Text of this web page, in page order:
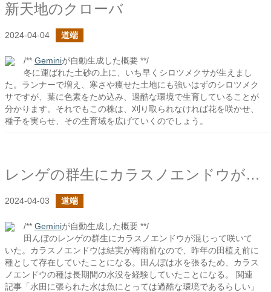
新天地のクローバ
2024-04-04 道端
/** Geminiが自動生成した概要 **/
冬に運ばれた土砂の上に、いち早くシロツメクサが生えまし
た。ランナーで増え、寒さや痩せた土地にも強いはずのシロツメク
サですが、葉に色素をため込み、過酷な環境で生育していることが
分かります。それでもこの株は、刈り取られなければ花を咲かせ、
種子を実らせ、その生育域を広げていくのでしょう。
レンゲの群生にカラスノエンドウが混じってた
2024-04-03 道端
/** Geminiが自動生成した概要 **/
田んぼのレンゲの群生にカラスノエンドウが混じって咲いて
いた。カラスノエンドウは結実が梅雨前なので、昨年の田植え前に
種として存在していたことになる。田んぼは水を張るため、カラス
ノエンドウの種は長期間の水没を経験していたことになる。 関連
記事「水田に張られた水は魚にとっては過酷な環境であるらしい」